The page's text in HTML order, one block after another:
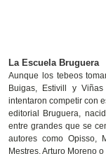
La Escuela Bruguera
Aunque los tebeos
Buigas, Estivill y
intentaron competir con
editorial Bruguera,
entre grandes que se
autores como Opisso,
Mestres, Arturo Moreno